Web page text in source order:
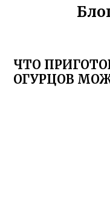
ЧТО
ОГУРЦОВ